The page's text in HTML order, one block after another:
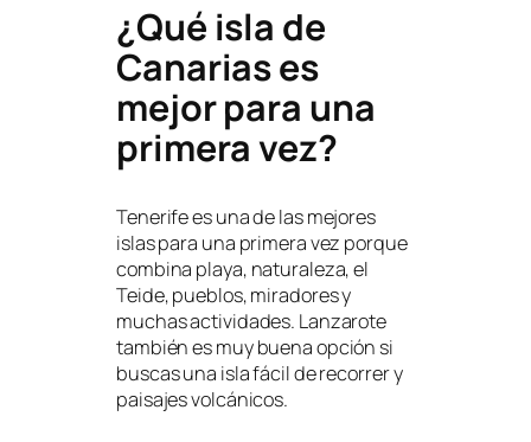
¿Qué isla de
Canarias es
mejor para una
primera vez?
Tenerife es una de las mejores
islas para una primera vez porque
combina playa, naturaleza, el
Teide, pueblos, miradores y
muchas actividades. Lanzarote
también es muy buena opción si
buscas una isla fácil de recorrer y
paisajes volcánicos.